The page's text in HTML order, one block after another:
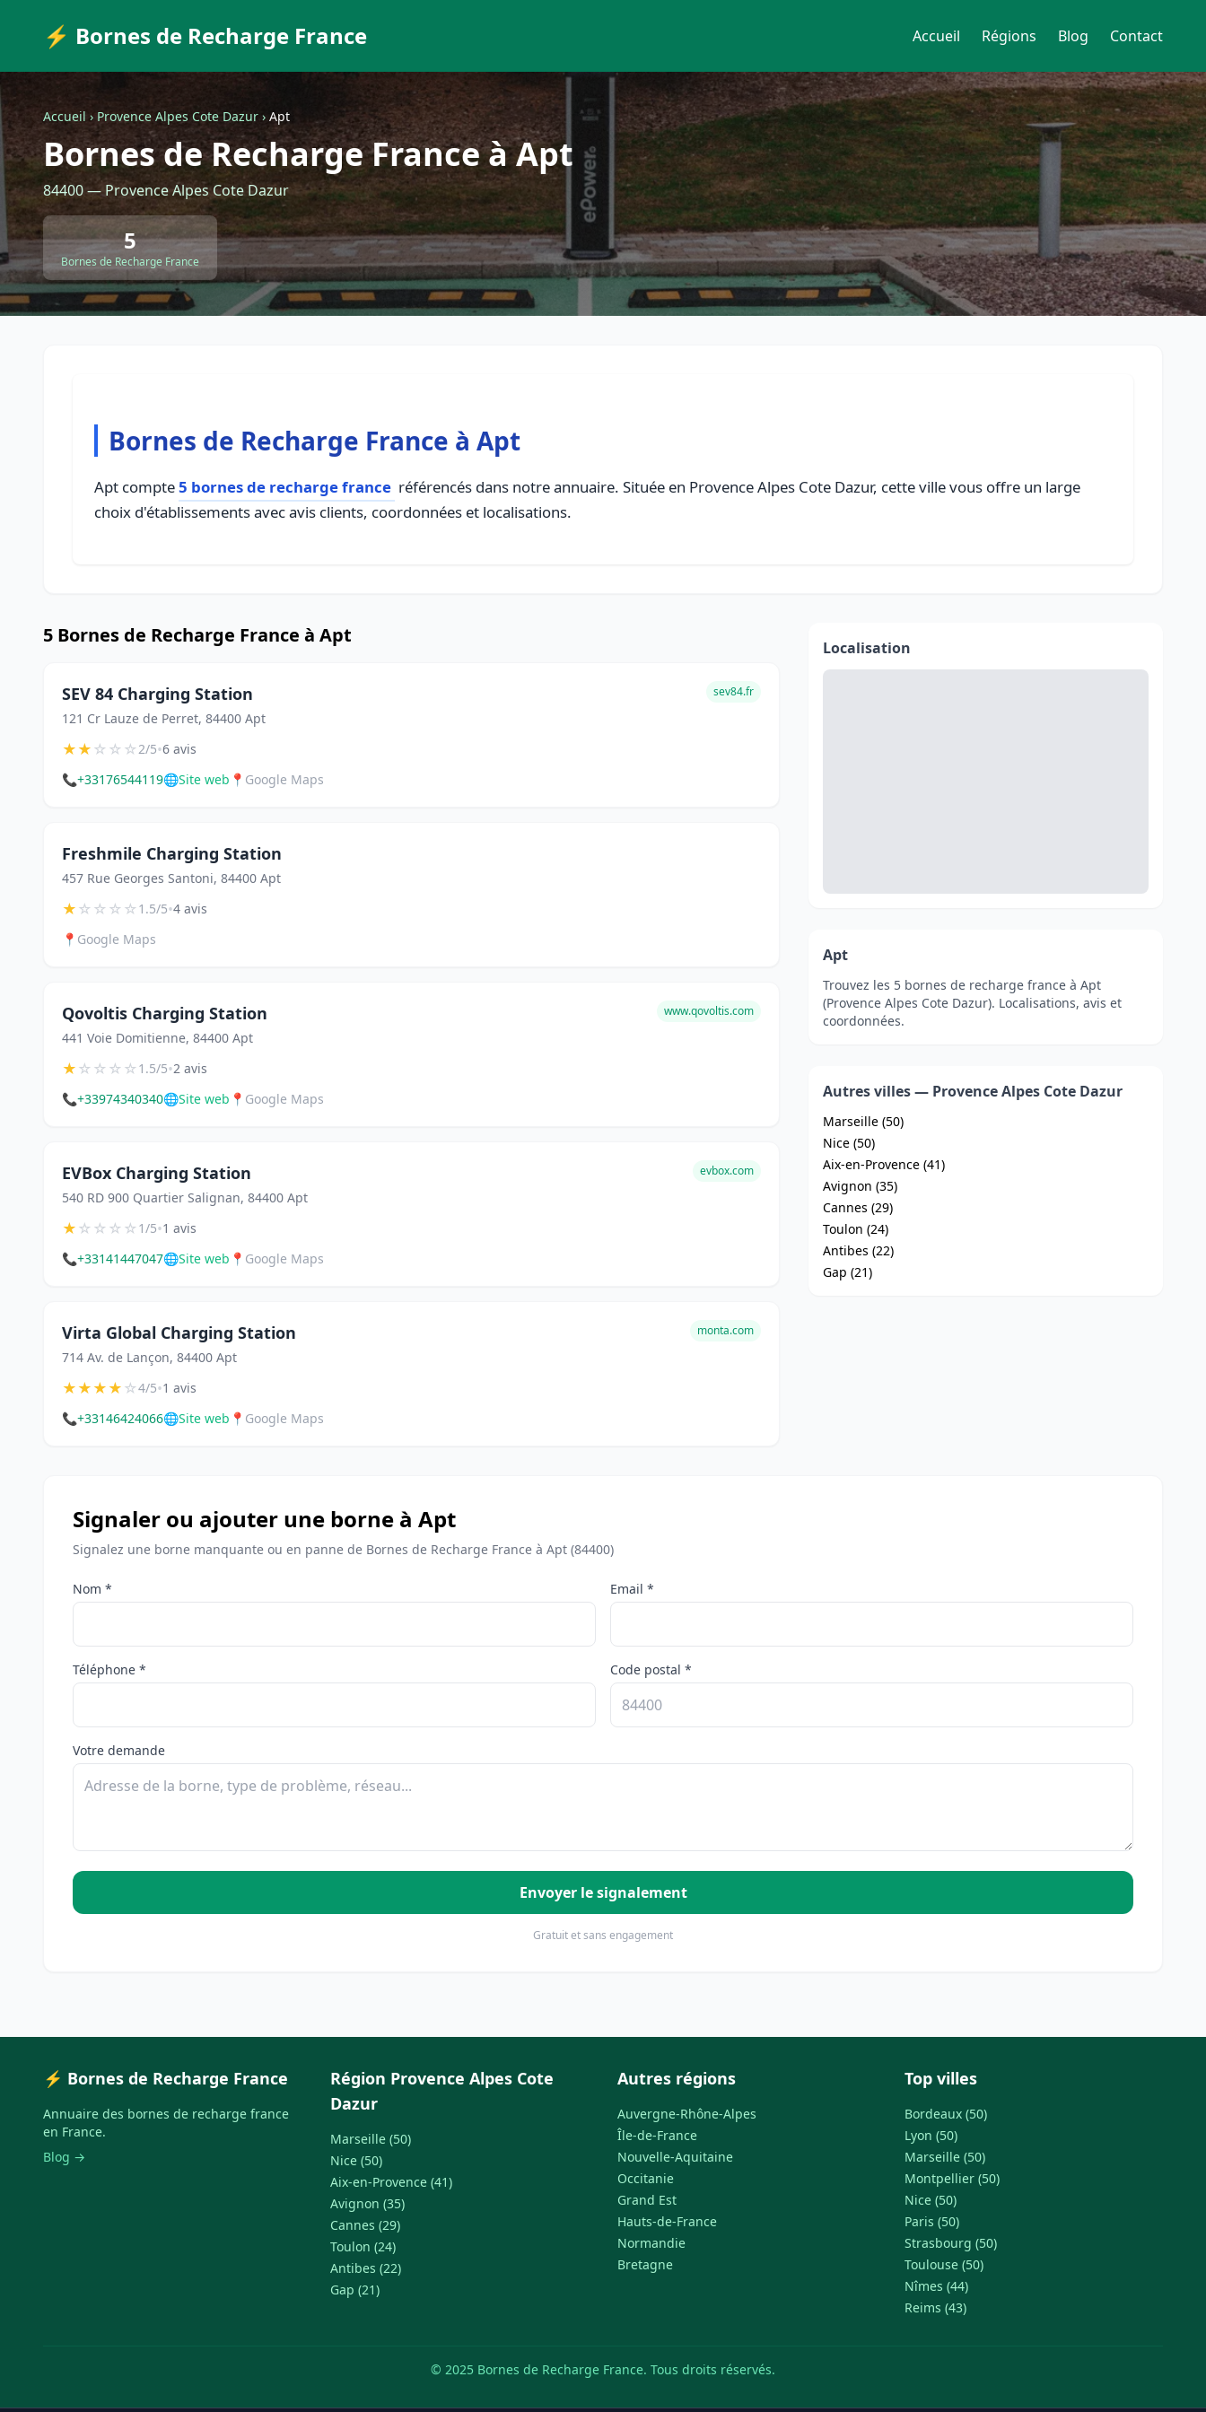
⚡ Bornes de Recharge France Accueil Régions Blog Contact
Accueil › Provence Alpes Cote Dazur › Apt
Bornes de Recharge France à Apt
84400 — Provence Alpes Cote Dazur
5
Bornes de Recharge France
Bornes de Recharge France à Apt
Apt compte5 bornes de recharge france référencés dans notre annuaire. Située en Provence Alpes Cote Dazur, cette ville vous offre un large
choix d'établissements avec avis clients, coordonnées et localisations.
5 Bornes de Recharge France à Apt
SEV 84 Charging Station
121 Cr Lauze de Perret, 84400 Apt
sev84.fr
★★☆☆☆2/5•6 avis
📞+33176544119🌐Site web 📍 Google Maps
Freshmile Charging Station
457 Rue Georges Santoni, 84400 Apt
★☆☆☆☆1.5/5•4 avis
📍 Google Maps
Qovoltis Charging Station
441 Voie Domitienne, 84400 Apt
www.qovoltis.com
★☆☆☆☆1.5/5•2 avis
📞+33974340340🌐Site web 📍 Google Maps
EVBox Charging Station
540 RD 900 Quartier Salignan, 84400 Apt
evbox.com
★☆☆☆☆1/5•1 avis
📞+33141447047🌐Site web 📍 Google Maps
Virta Global Charging Station
714 Av. de Lançon, 84400 Apt
monta.com
★★★★☆4/5•1 avis
📞+33146424066🌐Site web 📍 Google Maps
Localisation
Apt
Trouvez les 5 bornes de recharge france à Apt
(Provence Alpes Cote Dazur). Localisations, avis et
coordonnées.
Autres villes — Provence Alpes Cote Dazur
Marseille (50)
Nice (50)
Aix-en-Provence (41)
Avignon (35)
Cannes (29)
Toulon (24)
Antibes (22)
Gap (21)
Signaler ou ajouter une borne à Apt
Signalez une borne manquante ou en panne de Bornes de Recharge France à Apt (84400)
Nom * Email *
Téléphone * Code postal *
Votre demande
Envoyer le signalement
Gratuit et sans engagement
⚡ Bornes de Recharge France
Annuaire des bornes de recharge france
en France.
Blog →
Région Provence Alpes Cote
Dazur
Marseille (50)
Nice (50)
Aix-en-Provence (41)
Avignon (35)
Cannes (29)
Toulon (24)
Antibes (22)
Gap (21)
Autres régions
Auvergne-Rhône-Alpes
Île-de-France
Nouvelle-Aquitaine
Occitanie
Grand Est
Hauts-de-France
Normandie
Bretagne
Top villes
Bordeaux (50)
Lyon (50)
Marseille (50)
Montpellier (50)
Nice (50)
Paris (50)
Strasbourg (50)
Toulouse (50)
Nîmes (44)
Reims (43)
© 2025 Bornes de Recharge France. Tous droits réservés.